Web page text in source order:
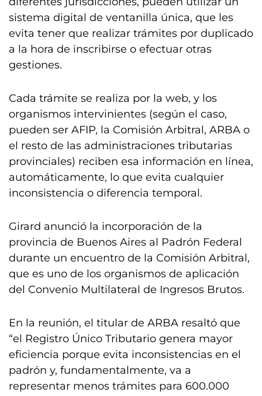
sistema digital de ventanilla única, que les
evita tener que realizar trámites por duplicado
a la hora de inscribirse o efectuar otras
gestiones.
Cada trámite se realiza por la web, y los
organismos intervinientes (según el caso,
pueden ser AFIP, la Comisión Arbitral, ARBA o
el resto de las administraciones tributarias
provinciales) reciben esa información en línea,
automáticamente, lo que evita cualquier
inconsistencia o diferencia temporal.
Girard anunció la incorporación de la
provincia de Buenos Aires al Padrón Federal
durante un encuentro de la Comisión Arbitral,
que es uno de los organismos de aplicación
del Convenio Multilateral de Ingresos Brutos.
En la reunión, el titular de ARBA resaltó que
“el Registro Único Tributario genera mayor
eficiencia porque evita inconsistencias en el
padrón y, fundamentalmente, va a
representar menos trámites para 600.000